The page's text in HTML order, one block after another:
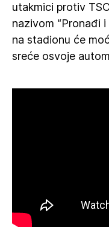
utakmici protiv
nazivom “Pronađi
na stadionu će
sreće osvoje